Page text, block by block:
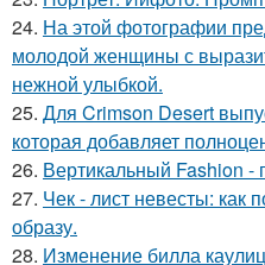
24. На этой фотографии
молодой женщины с
нежной улыбкой.
25. Для Crimson Desert
которая добавляет
26. Вертикальный Fashion -
27. Чек - лист невесты: как
образу.
28. Изменение билла